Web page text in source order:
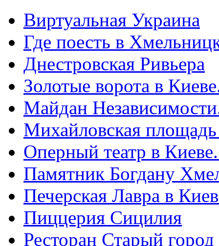
Виртуальная Украина
Где поесть в
Днестровская Ривьера
Золотые ворота в
Майдан
Михайловская
Оперный театр в
Памятник Богдану
Печерская Лавра в
Пиццерия Сицилия
Ресторан Старый город